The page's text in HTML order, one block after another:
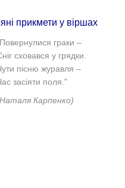
прикмети у віршах
Повернулися граки –
сховався у грядки.
пісню журавля –
засіяти поля."
Карпенко)